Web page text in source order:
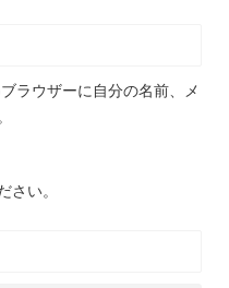
ラウザーに自分の名前、メ
さい。